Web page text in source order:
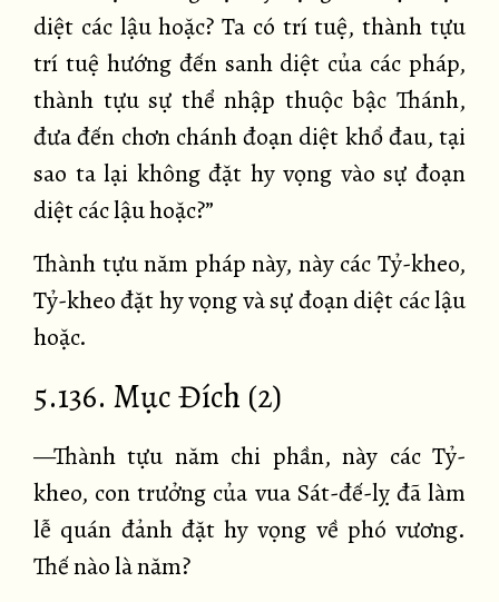
diệt các lậu hoặc? Ta có trí tuệ, thành tựu
trí tuệ hướng đến sanh diệt của các pháp,
thành tựu sự thể nhập thuộc bậc Thánh,
đưa đến chơn chánh đoạn diệt khổ đau, tại
sao ta lại không đặt hy vọng vào sự đoạn
diệt các lậu hoặc?”
Thành tựu năm pháp này, này các Tỷ-kheo,
Tỷ-kheo đặt hy vọng và sự đoạn diệt các lậu
hoặc.
5.136. Mục Đích (2)
—Thành tựu năm chi phần, này các Tỷ-
kheo, con trưởng của vua Sát-đế-lỵ đã làm
lễ quán đảnh đặt hy vọng về phó vương.
Thế nào là năm?